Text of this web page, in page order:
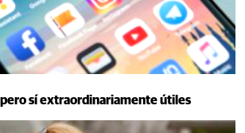
pero sí extraordinariamente útiles